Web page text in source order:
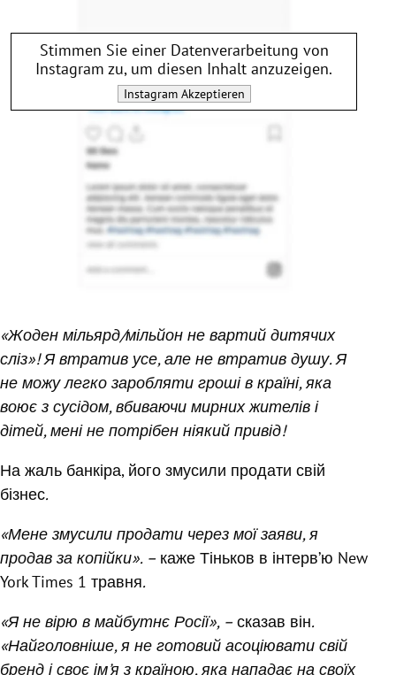
Stimmen Sie einer Datenverarbeitung von
Instagram zu, um diesen Inhalt anzuzeigen.
InstagramAkzeptieren
«Жоден мільярд/мільйон не вартий дитячих
сліз»! Я втратив усе, але не втратив душу. Я
не можу легко заробляти гроші в країні, яка
воює з сусідом, вбиваючи мирних жителів і
дітей, мені не потрібен ніякий привід!
На жаль банкіра, його змусили продати свій
бізнес.
«Мене змусили продати через мої заяви, я
продав за копійки». – каже Тіньков в інтерв’ю New
York Times 1 травня.
«Я не вірю в майбутнє Росії», – сказав він.
«Найголовніше, я не готовий асоціювати свій
бренд і своє ім’я з країною, яка нападає на своїх